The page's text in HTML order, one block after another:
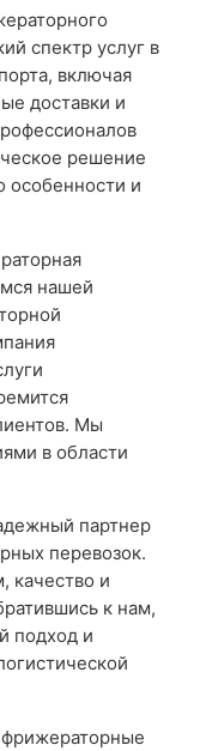
спектр услуг в
включая
доставки и
решение
особенности и
нашей
Мы
в области
партнер
перевозок.
качество и
к нам,
подход и